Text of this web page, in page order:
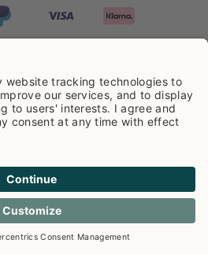
8.960Rezensionen ausgezeichnet.
Impressum